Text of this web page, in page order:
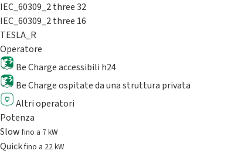
IEC_60309_2 three 32
IEC_60309_2 three 16
TESLA_R
Operatore
Be Charge accessibili h24
Be Charge ospitate da una struttura privata
Altri operatori
Potenza
Slowfino a 7 kW
Quickfino a 22 kW